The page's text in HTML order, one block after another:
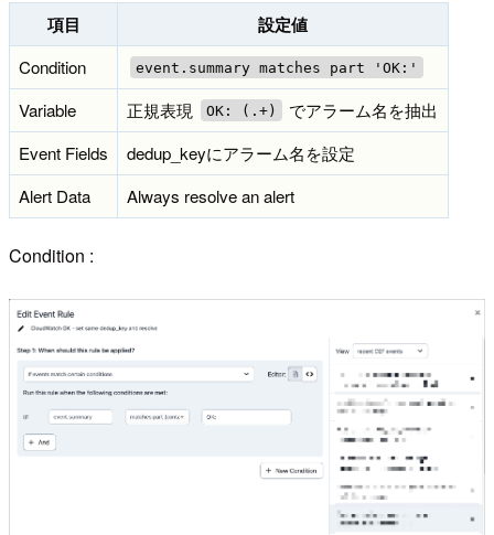
項目 設定値
Condition event.summary matches part 'OK:'
Variable 正規表現 OK: (.+)
でアラーム名を抽出
Event Fields
dedup_keyにアラーム名を設定
Alert Data
Always resolve an alert
Condition :